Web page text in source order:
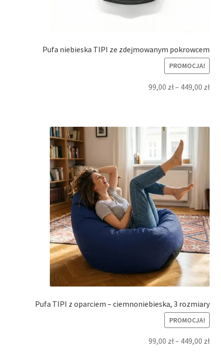
Pufa niebieska TIPI ze zdejmowanym pokrowcem
PROMOCJA!
99,00 zł– 449,00 zł
Pufa TIPI z oparciem – ciemnoniebieska, 3 rozmiary
PROMOCJA!
99,00 zł– 449,00 zł